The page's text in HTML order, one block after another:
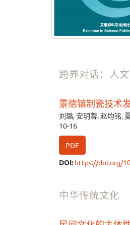
跨界对话：人
景德镇制瓷技术
刘璐, 安玥蓉, 赵均铭,
10-16
PDF
DOI: https://doi.org/
中华传统文化